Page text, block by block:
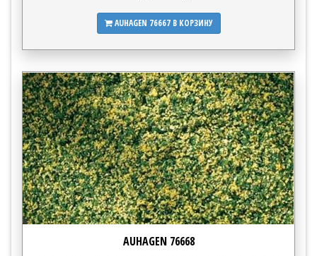
AUHAGEN 76667 В КОРЗИНУ
AUHAGEN 76668